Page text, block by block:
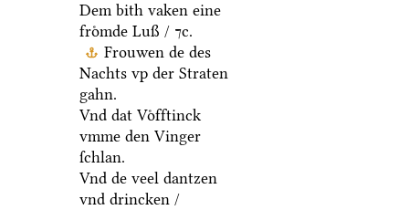
Dem bith vaken eine
froͤmde Luß / ⁊c.
Frouwen de des
Nachts vp der Straten
gahn.
Vnd dat Voͤfftinck
vmme den Vinger
ſchlan.
Vnd de veel dantzen
vnd drincken /